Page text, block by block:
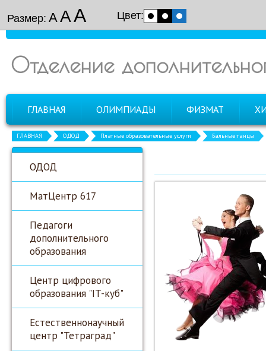
Размер: ААА Цвет:
Отделение
ГЛАВНАЯ ОЛИМПИАДЫ ФИЗМАТ
ГЛАВНАЯ ОДОД Платные образовательные услуги Бальные танцы
ОДОД
МатЦентр 617
Педагоги
дополнительного
образования
Центр цифрового
образования "IT-куб"
Естественнонаучный
центр "Тетраград"